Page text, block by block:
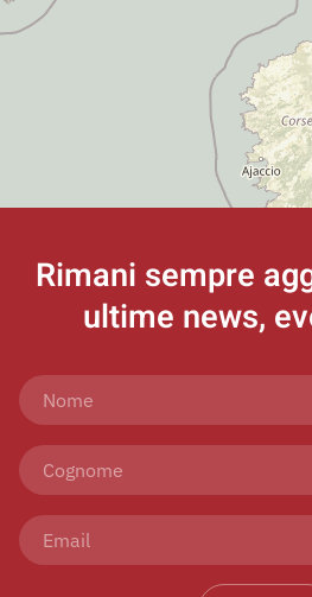
Rimani sempre
ultime news,